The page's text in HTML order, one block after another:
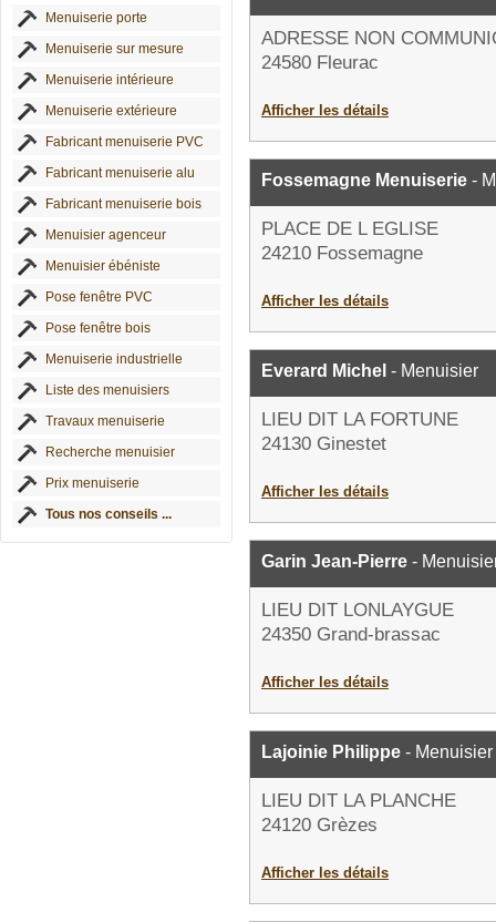
Menuiserie porte
Menuiserie sur mesure
Menuiserie intérieure
Menuiserie extérieure
Fabricant menuiserie PVC
Fabricant menuiserie alu
Fabricant menuiserie bois
Menuisier agenceur
Menuisier ébéniste
Pose fenêtre PVC
Pose fenêtre bois
Menuiserie industrielle
Liste des menuisiers
Travaux menuiserie
Recherche menuisier
Prix menuiserie
Tous nos conseils ...
ADRESSE NON
24580 Fleurac
Afficher les détails
Fossemagne Menuiserie -
PLACE DE L EGLISE
24210 Fossemagne
Afficher les détails
Everard Michel - Menuisier
LIEU DIT LA FORTUNE
24130 Ginestet
Afficher les détails
Garin Jean-Pierre -
LIEU DIT LONLAYGUE
24350 Grand-brassac
Afficher les détails
Lajoinie Philippe - Menuisier
LIEU DIT LA PLANCHE
24120 Grèzes
Afficher les détails